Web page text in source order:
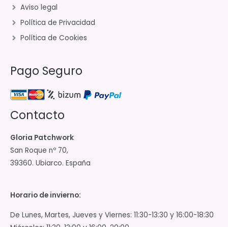
Aviso legal
Política de Privacidad
Política de Cookies
Pago Seguro
Contacto
Gloria Patchwork
San Roque nº 70,
39360. Ubiarco. España
Horario de invierno:
De Lunes, Martes, Jueves y Viernes: 11:30-13:30 y 16:00-18:30